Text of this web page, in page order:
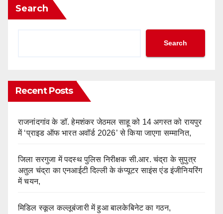
Search
Search
Recent Posts
राजनांदगांव के डॉ. हेमशंकर जेठमल साहू को 14 अगस्त को रायपुर
में ‘प्राइड ऑफ भारत अवॉर्ड 2026’ से किया जाएगा सम्मानित,
जिला सरगुजा में पदस्थ पुलिस निरीक्षक सी.आर. चंद्रा के सुपुत्र
अतुल चंद्रा का एनआईटी दिल्ली के कंप्यूटर साइंस एंड इंजीनियरिंग
में चयन,
मिडिल स्कूल कल्लूबंजारी में हुआ बालकेबिनेट का गठन,